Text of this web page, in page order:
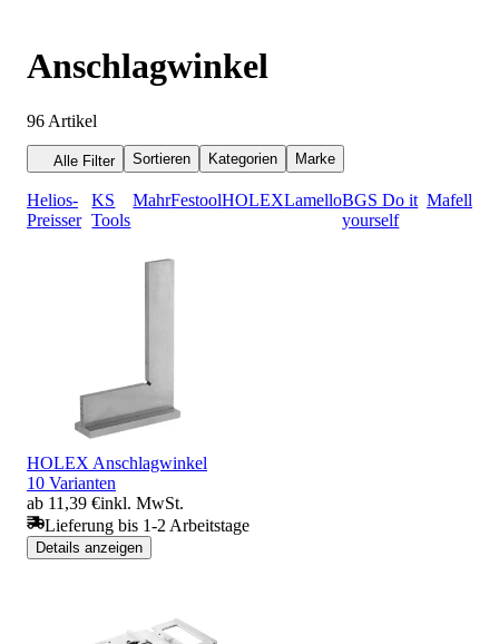
Anschlagwinkel
96 Artikel
Alle Filter Sortieren Kategorien Marke
Helios-
Preisser
KS
Tools
MahrFestoolHOLEXLamelloBGS Do it
yourself
Mafell
HOLEX Anschlagwinkel
10 Varianten
ab 11,39 €inkl. MwSt.
Lieferung bis 1-2 Arbeitstage
Details anzeigen